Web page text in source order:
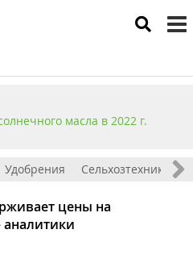
масла в 2022 г.
Удобрения Сельхозтехника
цены на